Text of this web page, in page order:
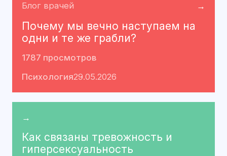
Блог врачей →
Почему мы вечно наступаем на
одни и те же грабли?
1787 просмотров
Психология29.05.2026
→
Как связаны тревожность и
гиперсексуальность